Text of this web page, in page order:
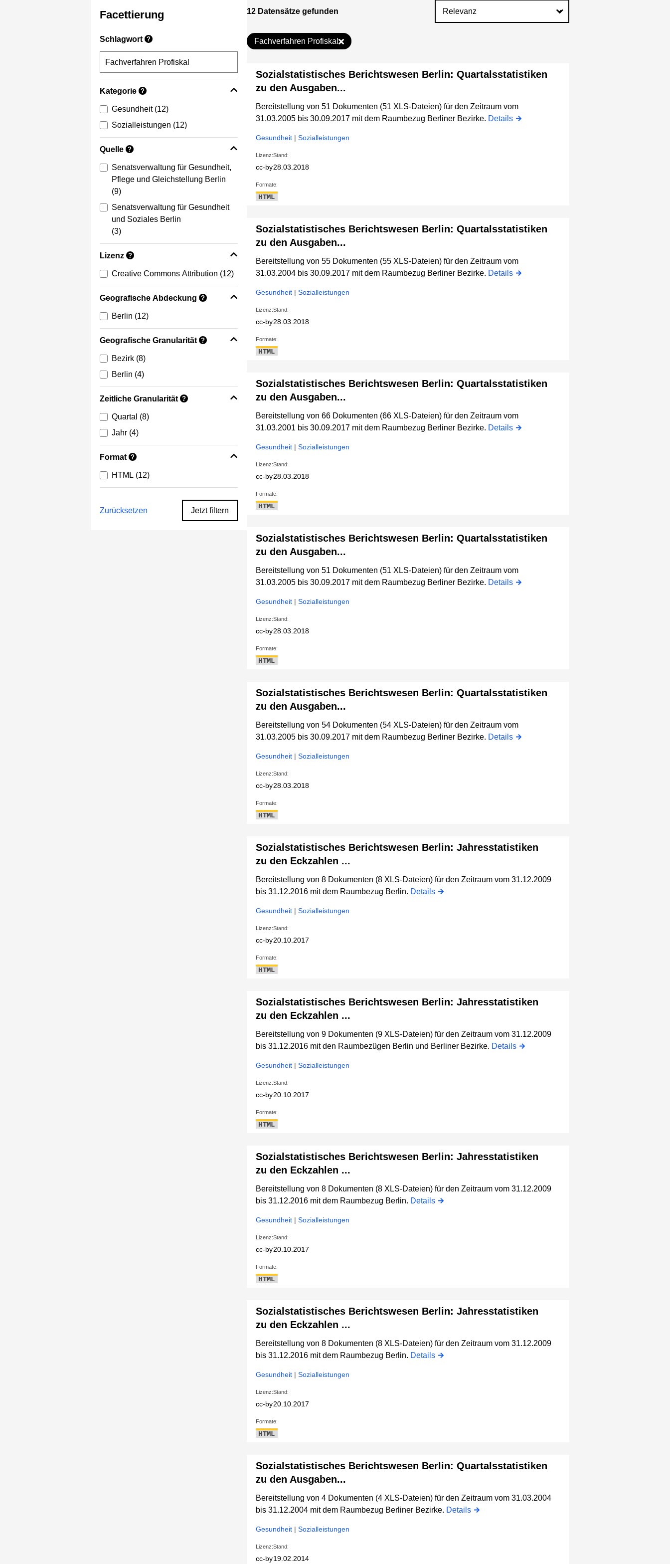
Facettierung
Schlagwort ?
Kategorie ?
Gesundheit (12)
Sozialleistungen (12)
Quelle ?
Senatsverwaltung für Gesundheit,
Pflege und Gleichstellung Berlin
(9)
Senatsverwaltung für Gesundheit
und Soziales Berlin
(3)
Lizenz ?
Creative Commons Attribution (12)
Geografische Abdeckung ?
Berlin (12)
Geografische Granularität ?
Bezirk (8)
Berlin (4)
Zeitliche Granularität ?
Quartal (8)
Jahr (4)
Format ?
HTML (12)
Zurücksetzen Jetzt filtern
12 Datensätze gefunden
Fachverfahren Profiskal
Sozialstatistisches Berichtswesen Berlin: Quartalsstatistiken
zu den Ausgaben...
Bereitstellung von 51 Dokumenten (51 XLS-Dateien) für den Zeitraum vom
31.03.2005 bis 30.09.2017 mit dem Raumbezug Berliner Bezirke. Details
Gesundheit |Sozialleistungen
Lizenz:
cc-by
Stand:
28.03.2018
Formate:
HTML
Sozialstatistisches Berichtswesen Berlin: Quartalsstatistiken
zu den Ausgaben...
Bereitstellung von 55 Dokumenten (55 XLS-Dateien) für den Zeitraum vom
31.03.2004 bis 30.09.2017 mit dem Raumbezug Berliner Bezirke. Details
Gesundheit |Sozialleistungen
Lizenz:
cc-by
Stand:
28.03.2018
Formate:
HTML
Sozialstatistisches Berichtswesen Berlin: Quartalsstatistiken
zu den Ausgaben...
Bereitstellung von 66 Dokumenten (66 XLS-Dateien) für den Zeitraum vom
31.03.2001 bis 30.09.2017 mit dem Raumbezug Berliner Bezirke. Details
Gesundheit |Sozialleistungen
Lizenz:
cc-by
Stand:
28.03.2018
Formate:
HTML
Sozialstatistisches Berichtswesen Berlin: Quartalsstatistiken
zu den Ausgaben...
Bereitstellung von 51 Dokumenten (51 XLS-Dateien) für den Zeitraum vom
31.03.2005 bis 30.09.2017 mit dem Raumbezug Berliner Bezirke. Details
Gesundheit |Sozialleistungen
Lizenz:
cc-by
Stand:
28.03.2018
Formate:
HTML
Sozialstatistisches Berichtswesen Berlin: Quartalsstatistiken
zu den Ausgaben...
Bereitstellung von 54 Dokumenten (54 XLS-Dateien) für den Zeitraum vom
31.03.2005 bis 30.09.2017 mit dem Raumbezug Berliner Bezirke. Details
Gesundheit |Sozialleistungen
Lizenz:
cc-by
Stand:
28.03.2018
Formate:
HTML
Sozialstatistisches Berichtswesen Berlin: Jahresstatistiken
zu den Eckzahlen ...
Bereitstellung von 8 Dokumenten (8 XLS-Dateien) für den Zeitraum vom 31.12.2009
bis 31.12.2016 mit dem Raumbezug Berlin. Details
Gesundheit |Sozialleistungen
Lizenz:
cc-by
Stand:
20.10.2017
Formate:
HTML
Sozialstatistisches Berichtswesen Berlin: Jahresstatistiken
zu den Eckzahlen ...
Bereitstellung von 9 Dokumenten (9 XLS-Dateien) für den Zeitraum vom 31.12.2009
bis 31.12.2016 mit den Raumbezügen Berlin und Berliner Bezirke. Details
Gesundheit |Sozialleistungen
Lizenz:
cc-by
Stand:
20.10.2017
Formate:
HTML
Sozialstatistisches Berichtswesen Berlin: Jahresstatistiken
zu den Eckzahlen ...
Bereitstellung von 8 Dokumenten (8 XLS-Dateien) für den Zeitraum vom 31.12.2009
bis 31.12.2016 mit dem Raumbezug Berlin. Details
Gesundheit |Sozialleistungen
Lizenz:
cc-by
Stand:
20.10.2017
Formate:
HTML
Sozialstatistisches Berichtswesen Berlin: Jahresstatistiken
zu den Eckzahlen ...
Bereitstellung von 8 Dokumenten (8 XLS-Dateien) für den Zeitraum vom 31.12.2009
bis 31.12.2016 mit dem Raumbezug Berlin. Details
Gesundheit |Sozialleistungen
Lizenz:
cc-by
Stand:
20.10.2017
Formate:
HTML
Sozialstatistisches Berichtswesen Berlin: Quartalsstatistiken
zu den Ausgaben...
Bereitstellung von 4 Dokumenten (4 XLS-Dateien) für den Zeitraum vom 31.03.2004
bis 31.12.2004 mit dem Raumbezug Berliner Bezirke. Details
Gesundheit |Sozialleistungen
Lizenz:
cc-by
Stand:
19.02.2014